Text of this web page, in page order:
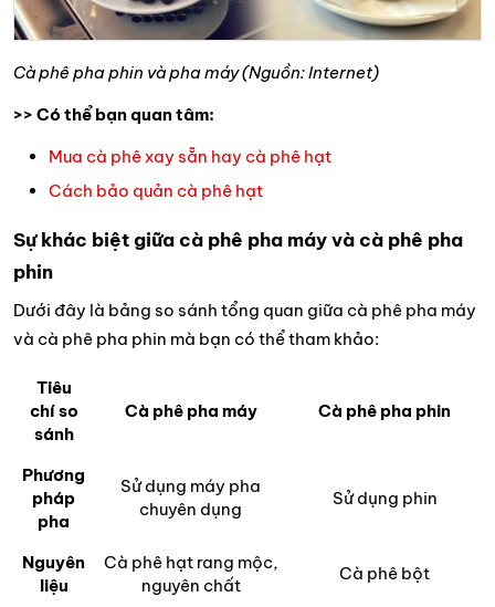
Cà phê pha phin và pha máy (Nguồn: Internet)
>> Có thể bạn quan tâm:
Mua cà phê xay sẵn hay cà phê hạt
Cách bảo quản cà phê hạt
Sự khác biệt giữa cà phê pha máy và cà phê pha
phin
Dưới đây là bảng so sánh tổng quan giữa cà phê pha máy
và cà phê pha phin mà bạn có thể tham khảo:
Tiêu
chí so
sánh
Cà phê pha máy Cà phê pha phin
Phương
pháp
pha
Sử dụng máy pha
chuyên dụng
Sử dụng phin
Nguyên
liệu
Cà phê hạt rang mộc,
nguyên chất
Cà phê bột